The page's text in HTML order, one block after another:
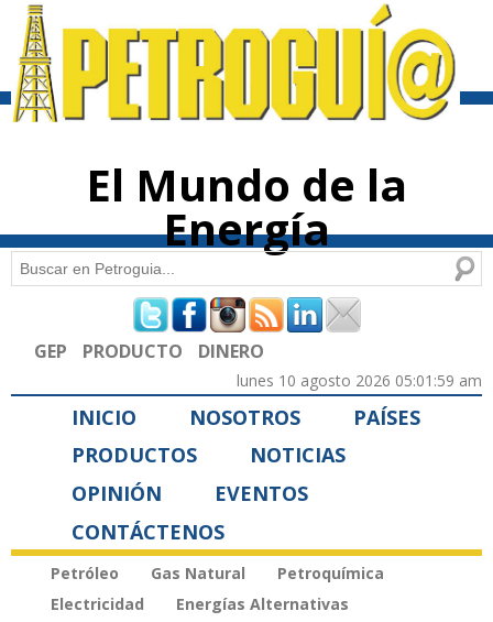
contenido
El Mundo de la
Energía
Formulario de búsqueda
Buscar
GEP PRODUCTO DINERO
lunes 10 agosto 2026 05:01:59 am
INICIO NOSOTROS
PAÍSES
PRODUCTOS
NOTICIAS
OPINIÓN
EVENTOS
CONTÁCTENOS
Petróleo Gas Natural
Petroquímica
Electricidad
Energías Alternativas